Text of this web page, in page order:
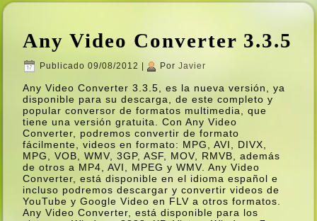
Any Video Converter 3.3.5
Publicado 09/08/2012 Por Javier
Any Video Converter 3.3.5, es la nueva versión, ya
disponible para su descarga, de este completo y
popular conversor de formatos multimedia, que
tiene una versión gratuita. Con Any Video
Converter, podremos convertir de formato
fácilmente, videos en formato: MPG, AVI, DIVX,
MPG, VOB, WMV, 3GP, ASF, MOV, RMVB, además
de otros a MP4, AVI, MPEG y WMV. Any Video
Converter, está disponible en el idioma español e
incluso podremos descargar y convertir videos de
YouTube y Google Video en FLV a otros formatos.
Any Video Converter, está disponible para los